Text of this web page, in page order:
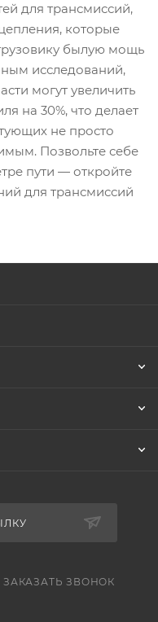
для трансмиссий,
которые
былую мощь
исследований,
могут увеличить
на 30%, что делает
не просто
Позвольте себе
пути — откройте
для трансмиссий
ЗАКАЗАТЬ ЗВОНОК